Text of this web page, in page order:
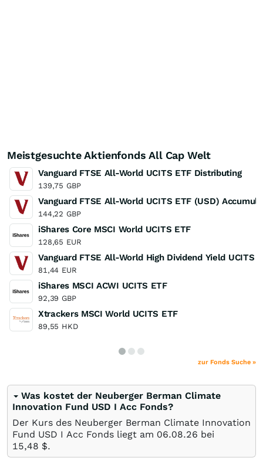
Meistgesuchte Aktienfonds All Cap Welt
Vanguard FTSE All-World UCITS ETF Distributing
139,75 GBP
Vanguard FTSE All-World UCITS ETF (USD)
144,22 GBP
iShares Core MSCI World UCITS ETF
128,65 EUR
Vanguard FTSE All-World High Dividend Yield UCITS
81,44 EUR
iShares MSCI ACWI UCITS ETF
92,39 GBP
Xtrackers MSCI World UCITS ETF
89,55 HKD
zur Fonds Suche »
Was kostet der Neuberger Berman Climate
Innovation Fund USD I Acc Fonds?
Der Kurs des Neuberger Berman Climate Innovation
Fund USD I Acc Fonds liegt am 06.08.26 bei
15,48 $.